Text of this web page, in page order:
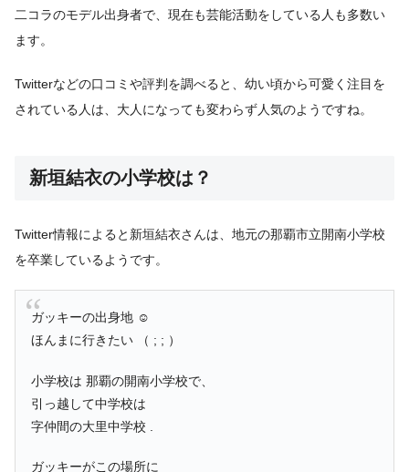
二コラのモデル出身者で、現在も芸能活動をしている人も多数い
ます。
Twitterなどの口コミや評判を調べると、幼い頃から可愛く注目を
されている人は、大人になっても変わらず人気のようですね。
新垣結衣の小学校は？
Twitter情報によると新垣結衣さんは、地元の那覇市立開南小学校
を卒業しているようです。
ガッキーの出身地 ☺︎
ほんまに行きたい （ ; ; ）
小学校は 那覇の開南小学校で、
引っ越して中学校は
字仲間の大里中学校 .
ガッキーがこの場所に